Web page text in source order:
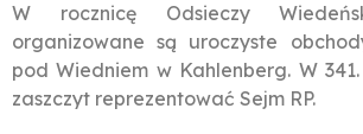
W rocznicę Odsieczy
organizowane są uroczyste
pod Wiedniem w Kahlenberg. W
zaszczyt reprezentować Sejm RP.